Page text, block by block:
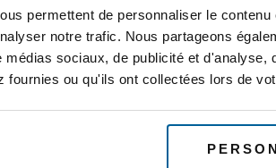
permettent de personnaliser le
notre trafic. Nous partageons
médias sociaux, de publicité et
fournies ou qu'ils ont collectées lors de
PRODUITS
Où acheter ?
Produits
Accessoires
TECHNOLOGIES